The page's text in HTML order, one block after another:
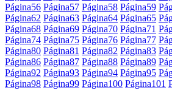
Página56 Página57 Página58 Página59
Página62 Página63 Página64 Página65
Página68 Página69 Página70 Página71
Página74 Página75 Página76 Página77
Página80 Página81 Página82 Página83
Página86 Página87 Página88 Página89
Página92 Página93 Página94 Página95
Página98 Página99 Página100 Página101